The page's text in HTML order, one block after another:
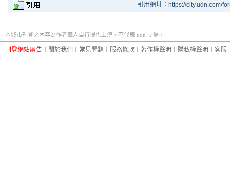
引用網址：https://city.udn.com/
本城市刊登之內容為作者個人自行提供上傳，不代表 udn 立場。
刊登網站廣告 關於我們 常見問題 服務條款 著作權聲明 隱私權聲明 客服